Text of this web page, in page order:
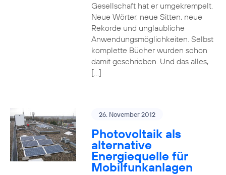
Gesellschaft hat er umgekrempelt.
Neue Wörter, neue Sitten, neue
Rekorde und unglaubliche
Anwendungsmöglichkeiten. Selbst
komplette Bücher wurden schon
damit geschrieben. Und das alles,
[…]
26. November 2012
Photovoltaik als
alternative
Energiequelle für
Mobilfunkanlagen